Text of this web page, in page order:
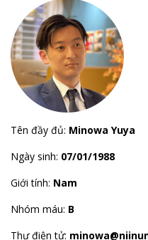
Tên đầy đủ: Minowa Yuya
Ngày sinh: 07/01/1988
Giới tính: Nam
Nhóm máu: B
Thư điện tử: